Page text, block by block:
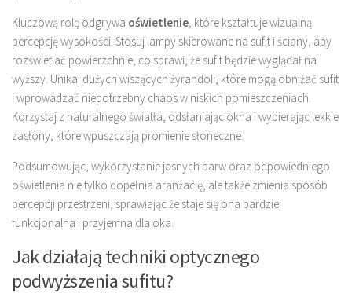
Kluczową rolę odgrywa oświetlenie , które kształtuje wizualną
percepcję wysokości. Stosuj lampy skierowane na sufit i ściany, aby
rozświetlać powierzchnie, co sprawi, że sufit będzie wyglądał na
wyższy. Unikaj dużych wiszących żyrandoli, które mogą obniżać sufit
i wprowadzać niepotrzebny chaos w niskich pomieszczeniach.
Korzystaj z naturalnego światła, odsłaniając okna i wybierając lekkie
zasłony, które wpuszczają promienie słoneczne.
Podsumowując, wykorzystanie jasnych barw oraz odpowiedniego
oświetlenia nie tylko dopełnia aranżację, ale także zmienia sposób
percepcji przestrzeni, sprawiając że staje się ona bardziej
funkcjonalna i przyjemna dla oka.
Jak działają techniki optycznego
podwyższenia sufitu?